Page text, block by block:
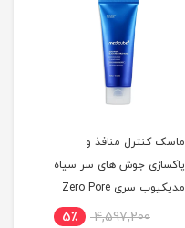
ماسک کنترل منافذ و
پاکسازی جوش های سر سیاه
مدیکیوب سری Zero Pore
4,597,200 5٪